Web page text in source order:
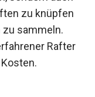
sondern auch
zu knüpfen
sammeln.